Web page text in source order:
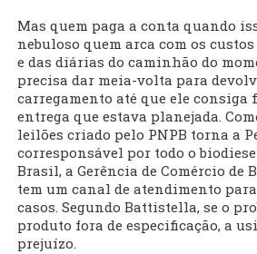
Mas quem paga a conta quando
nebuloso quem arca com os
e das diárias do caminhão do
precisa dar meia-volta para
carregamento até que ele consiga
entrega que estava planejada.
leilões criado pelo PNPB torna a
corresponsável por todo o
Brasil, a Gerência de Comércio de
tem um canal de atendimento
casos. Segundo Battistella, se o
produto fora de especificação, a
prejuízo.